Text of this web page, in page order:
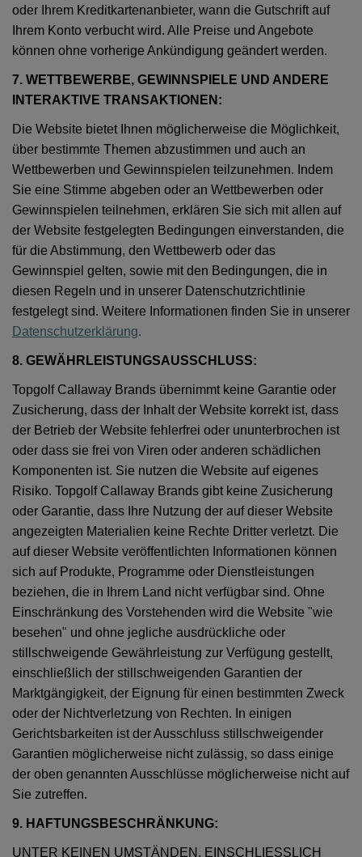
oder Ihrem Kreditkartenanbieter, wann die Gutschrift auf
Ihrem Konto verbucht wird. Alle Preise und Angebote
können ohne vorherige Ankündigung geändert werden.
7. WETTBEWERBE, GEWINNSPIELE UND ANDERE
INTERAKTIVE TRANSAKTIONEN:
Die Website bietet Ihnen möglicherweise die Möglichkeit,
über bestimmte Themen abzustimmen und auch an
Wettbewerben und Gewinnspielen teilzunehmen. Indem
Sie eine Stimme abgeben oder an Wettbewerben oder
Gewinnspielen teilnehmen, erklären Sie sich mit allen auf
der Website festgelegten Bedingungen einverstanden, die
für die Abstimmung, den Wettbewerb oder das
Gewinnspiel gelten, sowie mit den Bedingungen, die in
diesen Regeln und in unserer Datenschutzrichtlinie
festgelegt sind. Weitere Informationen finden Sie in unserer
Datenschutzerklärung.
8. GEWÄHRLEISTUNGSAUSSCHLUSS:
Topgolf Callaway Brands übernimmt keine Garantie oder
Zusicherung, dass der Inhalt der Website korrekt ist, dass
der Betrieb der Website fehlerfrei oder ununterbrochen ist
oder dass sie frei von Viren oder anderen schädlichen
Komponenten ist. Sie nutzen die Website auf eigenes
Risiko. Topgolf Callaway Brands gibt keine Zusicherung
oder Garantie, dass Ihre Nutzung der auf dieser Website
angezeigten Materialien keine Rechte Dritter verletzt. Die
auf dieser Website veröffentlichten Informationen können
sich auf Produkte, Programme oder Dienstleistungen
beziehen, die in Ihrem Land nicht verfügbar sind. Ohne
Einschränkung des Vorstehenden wird die Website "wie
besehen" und ohne jegliche ausdrückliche oder
stillschweigende Gewährleistung zur Verfügung gestellt,
einschließlich der stillschweigenden Garantien der
Marktgängigkeit, der Eignung für einen bestimmten Zweck
oder der Nichtverletzung von Rechten. In einigen
Gerichtsbarkeiten ist der Ausschluss stillschweigender
Garantien möglicherweise nicht zulässig, so dass einige
der oben genannten Ausschlüsse möglicherweise nicht auf
Sie zutreffen.
9. HAFTUNGSBESCHRÄNKUNG:
UNTER KEINEN UMSTÄNDEN, EINSCHLIESSLICH